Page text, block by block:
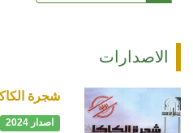
الاصدارات
شجرة
اصدار 2024